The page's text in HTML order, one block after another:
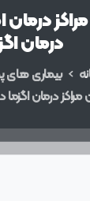
مراکزدرمان
درمان
بیماری
درمان اگزما